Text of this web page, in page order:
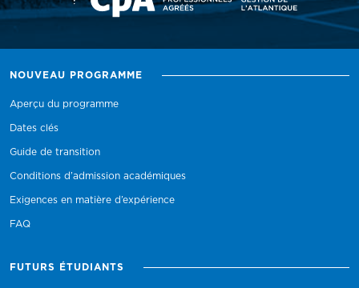
NOUVEAU PROGRAMME
Aperçu du programme
Dates clés
Guide de transition
Conditions d’admission académiques
Exigences en matière d’expérience
FAQ
FUTURS ÉTUDIANTS